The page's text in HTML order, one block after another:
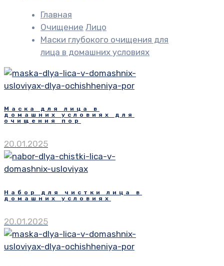
Главная
Очищение Лицо
Маски глубокого очищения для
лица в домашних условиях
Маска для лица в
домашних условиях для
очищения пор
20.01.2025
Набор для чистки лица в
домашних условиях
20.01.2025